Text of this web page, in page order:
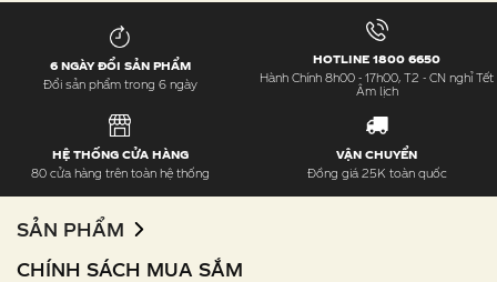
6 NGÀY ĐỔI SẢN PHẨM
Đổi sản phẩm trong 6 ngày
HOTLINE 1800 6650
Hành Chính 8h00 - 17h00, T2 - CN nghỉ Tết
Âm lịch
HỆ THỐNG CỬA HÀNG
80 cửa hàng trên toàn hệ thống
VẬN CHUYỂN
Đồng giá 25K toàn quốc
SẢN PHẨM
CHÍNH SÁCH MUA SẮM